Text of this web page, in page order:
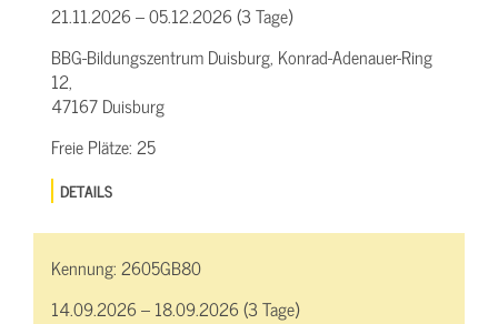
21.11.2026 – 05.12.2026 (3 Tage)
BBG-Bildungszentrum Duisburg, Konrad-Adenauer-Ring
12,
47167 Duisburg
Freie Plätze:25
DETAILS
Kennung:2605GB80
14.09.2026 – 18.09.2026 (3 Tage)